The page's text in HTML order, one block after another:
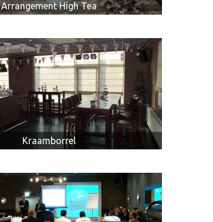
Arrangement High Tea
Kraamborrel